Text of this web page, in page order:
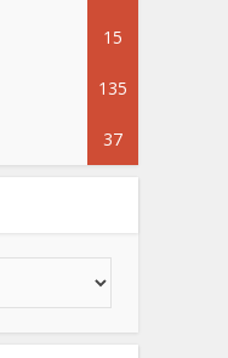
15
135
37